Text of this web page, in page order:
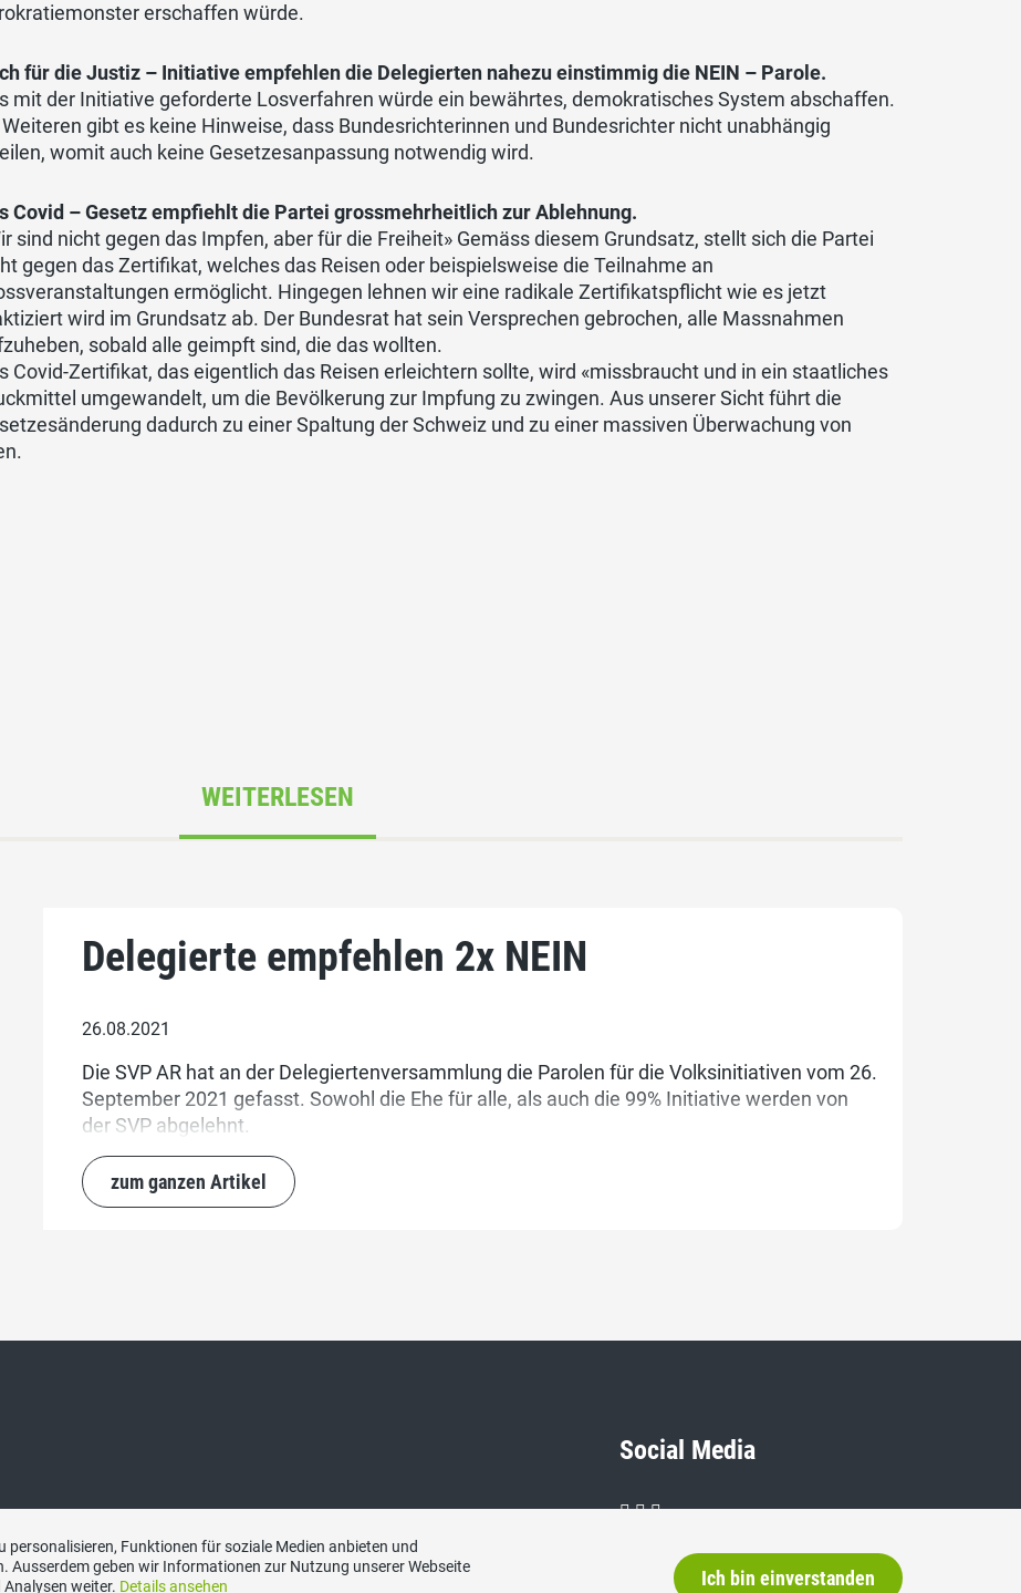
erschaffen würde.
für die Justiz – Initiative empfehlen die Delegierten nahezu einstimmig die NEIN – Parole.
mit der Initiative geforderte Losverfahren würde ein bewährtes, demokratisches System abschaffen.
gibt es keine Hinweise, dass Bundesrichterinnen und Bundesrichter nicht unabhängig
womit auch keine Gesetzesanpassung notwendig wird.
Covid – Gesetz empfiehlt die Partei grossmehrheitlich zur Ablehnung.
sind nicht gegen das Impfen, aber für die Freiheit» Gemäss diesem Grundsatz, stellt sich die Partei
gegen das Zertifikat, welches das Reisen oder beispielsweise die Teilnahme an
ermöglicht. Hingegen lehnen wir eine radikale Zertifikatspflicht wie es jetzt
wird im Grundsatz ab. Der Bundesrat hat sein Versprechen gebrochen, alle Massnahmen
sobald alle geimpft sind, die das wollten.
Covid-Zertifikat, das eigentlich das Reisen erleichtern sollte, wird «missbraucht und in ein staatliches
umgewandelt, um die Bevölkerung zur Impfung zu zwingen. Aus unserer Sicht führt die
dadurch zu einer Spaltung der Schweiz und zu einer massiven Überwachung von
WEITERLESEN
Delegierte empfehlen 2x NEIN
26.08.2021
Die SVP AR hat an der Delegiertenversammlung die Parolen für die Volksinitiativen vom 26.
September 2021 gefasst. Sowohl die Ehe für alle, als auch die 99% Initiative werden von
der SVP abgelehnt.
zum ganzen Artikel
Social Media
personalisieren, Funktionen für soziale Medien anbieten und
Ausserdem geben wir Informationen zur Nutzung unserer Webseite
weiter. Details ansehen Ich bin einverstanden